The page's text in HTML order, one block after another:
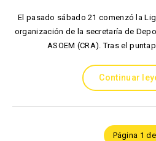
El pasado sábado 21 comenzó la
organización de la secretaría de
ASOEM (CRA). Tras el
Continuar
Página 1 de